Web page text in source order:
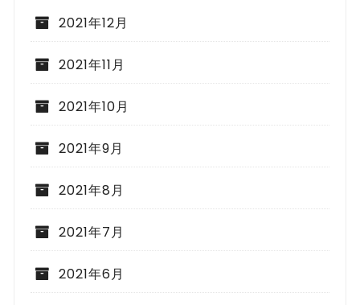
2021年12月
2021年11月
2021年10月
2021年9月
2021年8月
2021年7月
2021年6月